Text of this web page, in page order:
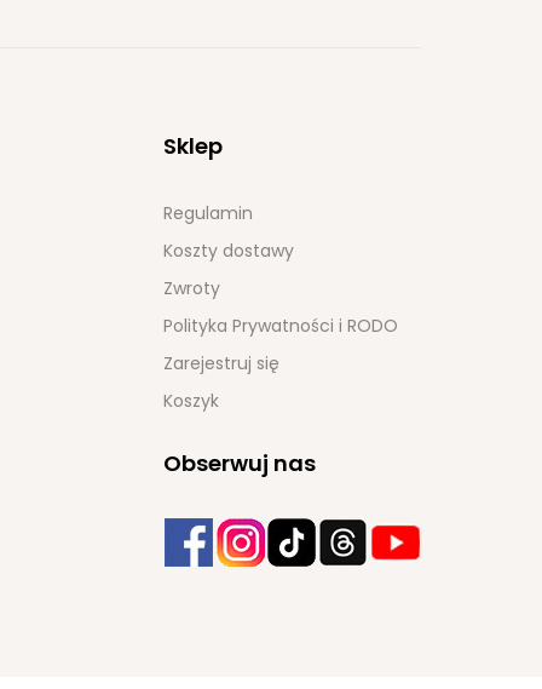
Sklep
Regulamin
Koszty dostawy
Zwroty
Polityka Prywatności i RODO
Zarejestruj się
Koszyk
Obserwuj nas